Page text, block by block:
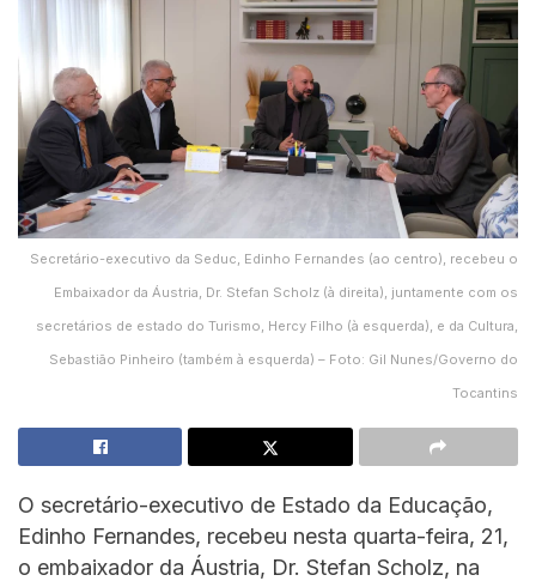
Secretário-executivo da Seduc, Edinho Fernandes (ao centro), recebeu o
Embaixador da Áustria, Dr. Stefan Scholz (à direita), juntamente com os
secretários de estado do Turismo, Hercy Filho (à esquerda), e da Cultura,
Sebastião Pinheiro (também à esquerda) – Foto: Gil Nunes/Governo do
Tocantins
O secretário-executivo de Estado da Educação,
Edinho Fernandes, recebeu nesta quarta-feira, 21,
o embaixador da Áustria, Dr. Stefan Scholz, na